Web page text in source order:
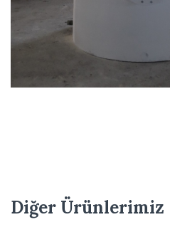
Diğer Ürünlerimiz